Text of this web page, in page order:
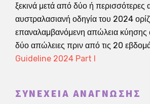
ξεκινά μετά από δύο ή περισσότερες
αυστραλασιανή οδηγία του 2024
επαναλαμβανόμενη απώλεια κύησης
δύο απώλειες πριν από τις 20
Guideline 2024 Part I
ΣΥΝΈΧΕΙΑ ΑΝΆΓΝΩΣΗΣ